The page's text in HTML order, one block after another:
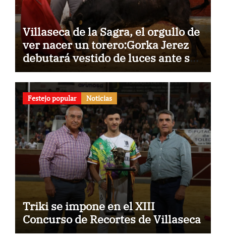
Villaseca de la Sagra, el orgullo de
ver nacer un torero:Gorka Jerez
debutará vestido de luces ante su
pueblo
Festejo popular Noticias
Triki se impone en el XIII
Concurso de Recortes de Villaseca